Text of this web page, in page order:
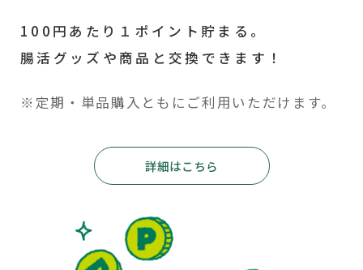
100円あたり１ポイント貯まる。
腸活グッズや商品と交換できます！
※定期・単品購入ともにご利用いただけます。
詳細はこちら